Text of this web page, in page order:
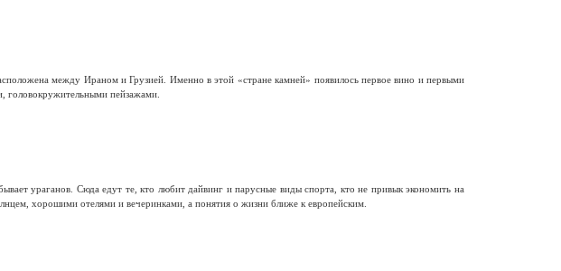
между Ираном и Грузией. Именно в этой «стране камней» появилось первое вино и первыми
головокружительными пейзажами.
ураганов. Сюда едут те, кто любит дайвинг и парусные виды спорта, кто не привык экономить на
хорошими отелями и вечеринками, а понятия о жизни ближе к европейским.